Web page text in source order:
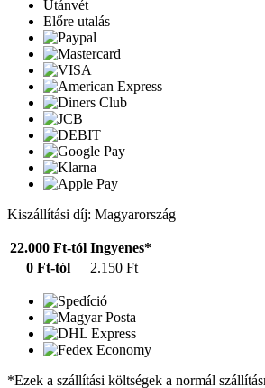
Utánvét
Előre utalás
Kiszállítási díj: Magyarország
22.000 Ft-tól Ingyenes*
0 Ft-tól
2.150 Ft
*Ezek a szállítási költségek a normál